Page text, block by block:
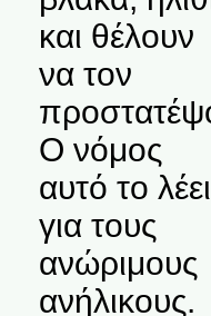
και θέλουν
να τον
Ο νόμος
αυτό το λέει
για τους
ανώριμους
ανήλικους.